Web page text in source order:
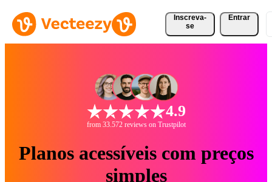
Inscreva-
se
Entrar
4.9
from 33.572 reviews on Trustpilot
Planos acessíveis com preços
simples